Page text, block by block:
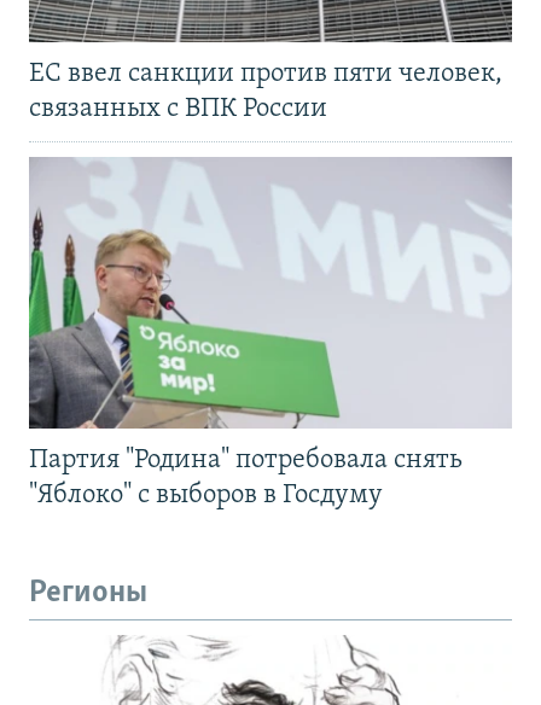
ЕС ввел санкции против пяти человек,
связанных с ВПК России
Партия "Родина" потребовала снять
"Яблоко" с выборов в Госдуму
Регионы